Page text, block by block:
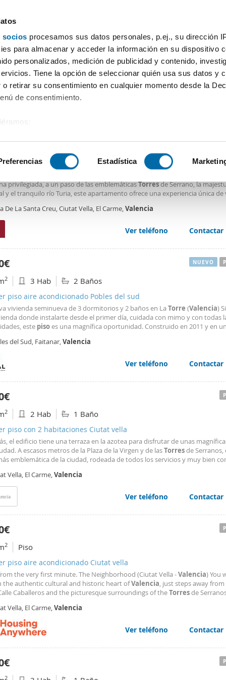
socios procesamos sus datos personales, p.ej., su dirección
para almacenar y acceder la información en su dispositivo
personalizados, medición de publicidad y contenido,
Tiene la opción de seleccionar quién usa sus datos y
retirar su consentimiento en cualquier momento desde la
de consentimiento.
analizándolo activamente para buscar características
cómo se procesan sus datos personales y establezca
de datos. Puede cambiar o retirar su consentimiento en
se usan para personalizar el contenido y los anuncios,
el tráfico. Además, compartimos información sobre el uso
de redes sociales, publicidad y análisis web, quienes
que les haya proporcionado o que hayan recopilado a
Estadística
Habitaciones Más filtros - 2
Alquiler pisos Torres Torres Valencia
Plaza de la Santa Creu, El Carme, València,
privilegiada, a un paso de las emblemáticasTorresde Serrano, la
y el tranquilo río Turia, este apartamento ofrece una experiencia única de
que el salón comedor independiente te brinda
De La Santa Creu, Ciutat Vella, El Carme,Valencia
Ver teléfono Contactar
2 3 Hab 2 Baños
piso aire acondicionado Pobles del sud
vivienda seminueva de 3 dormitorios y 2 baños en La Torre (Valencia)
donde instalarte desde el primer día, cuidada con mimo y con todas
este pisoes una magnífica oportunidad. Construido en 2011 y en
dos baños completos, uno de ellos en suite
del Sud, Faitanar,Valencia
Ver teléfono Contactar
NUEVO
2 2 Hab 1 Baño
piso con 2 habitaciones Ciutat vella
el edificio tiene una terraza en la azotea para disfrutar de unas
A escasos metros de la Plaza de la Virgen y de lasTorresde Serranos,
emblemática de la ciudad, rodeada de todos los servicios y muy bien
en contactarnos. Estaremos encantados de atenderte. Contacta con
más inmuebles similares. Nº AICAT: 8446
Vella, El Carme,Valencia
Ver teléfono Contactar
2 Piso
piso aire acondicionado Ciutat vella
the very first minute. The Neighborhood (Ciutat Vella -Valencia) You
the authentic cultural and historic heart ofValencia, just steps away
Caballeros and the picturesque surroundings of theTorresde
and some of the finest
Vella, El Carme,Valencia
Ver teléfono Contactar
2